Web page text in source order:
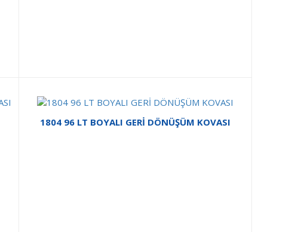
1804 96 LT BOYALI GERİ DÖNÜŞÜM KOVASI